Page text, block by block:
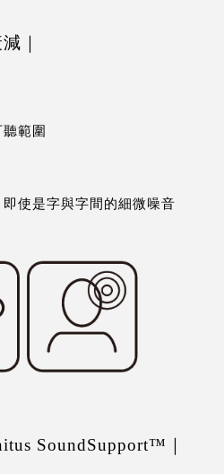
｜
範圍
使是字與字間的細微噪音
SoundSupport™｜